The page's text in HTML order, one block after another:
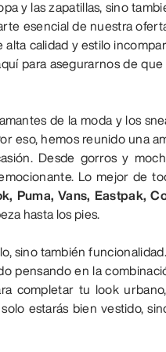
y las zapatillas, sino
esencial de nuestra
calidad y estilo
para asegurarnos de
de la moda y los
eso, hemos reunido una
Desde gorros y
Lo mejor de
Puma, Vans, Eastpak,
hasta los pies.
sino también
pensando en la
completar tu look
estarás bien vestido,